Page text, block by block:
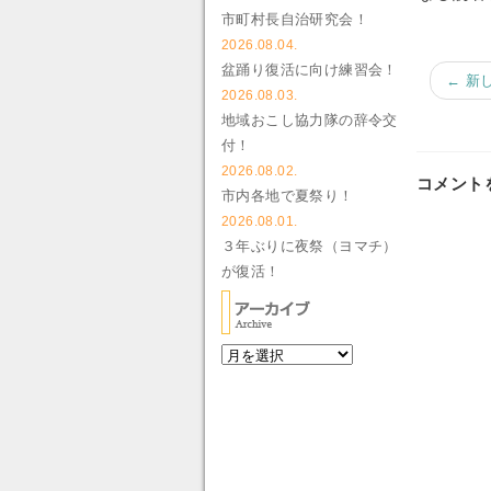
← 新
コメント
市町村長自治研究会！
2026.08.04.
盆踊り復活に向け練習会！
2026.08.03.
地域おこし協力隊の辞令交
付！
2026.08.02.
市内各地で夏祭り！
2026.08.01.
３年ぶりに夜祭（ヨマチ）
が復活！